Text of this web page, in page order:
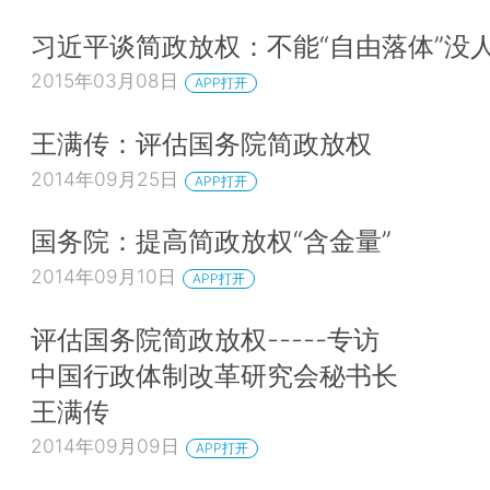
习近平谈简政放权：不能“自由落体”没
2015年03月08日 APP打开
王满传：评估国务院简政放权
2014年09月25日 APP打开
国务院：提高简政放权“含金量”
2014年09月10日 APP打开
评估国务院简政放权-----专访
中国行政体制改革研究会秘书长
王满传
2014年09月09日 APP打开